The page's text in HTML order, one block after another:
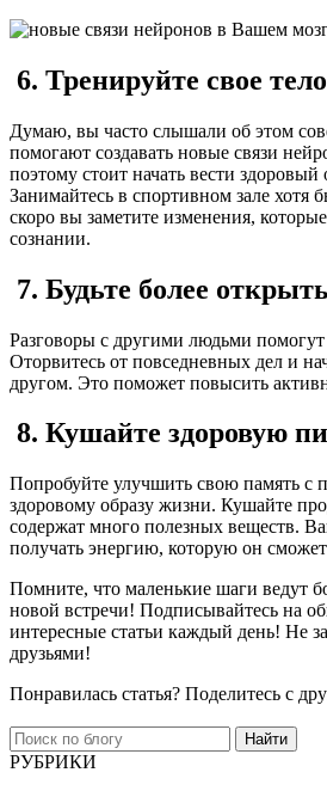
6. Тренируйте свое тело
Думаю, вы часто слышали об этом
помогают создавать новые связи
поэтому стоит начать вести здоровый
Занимайтесь в спортивном зале хотя
скоро вы заметите изменения,
сознании.
7. Будьте более
Разговоры с другими людьми
Оторвитесь от повседневных дел и
другом. Это поможет повысить
8. Кушайте здоровую
Попробуйте улучшить свою память с
здоровому образу жизни. Кушайте
содержат много полезных веществ.
получать энергию, которую он сможет
Помните, что маленькие шаги ведут
новой встречи! Подписывайтесь на
интересные статьи каждый день! Не
друзьями!
Понравилась статья? Поделитесь с
Найти
РУБРИКИ